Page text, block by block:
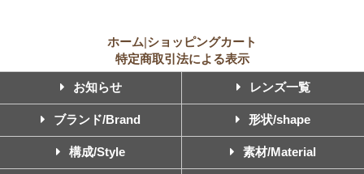
ホーム|ショッピングカート
特定商取引法による表示
お知らせ レンズ一覧
ブランド/Brand 形状/shape
構成/Style 素材/Material